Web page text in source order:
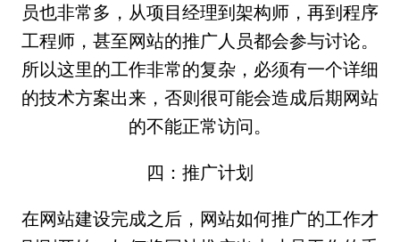
员也非常多，从项目经理到架构师，再到程序
工程师，甚至网站的推广人员都会参与讨论。
所以这里的工作非常的复杂，必须有一个详细
的技术方案出来，否则很可能会造成后期网站
的不能正常访问。
四：推广计划
在网站建设完成之后，网站如何推广的工作才